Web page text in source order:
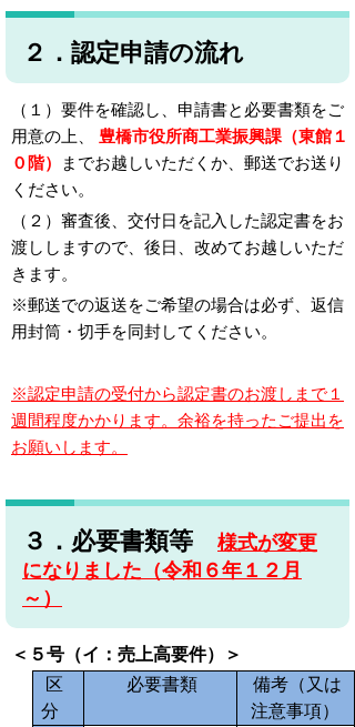
２．認定申請の流れ
（１）要件を確認し、申請書と必要書類をご
用意の上、
豊橋市役所商工業振興課（東館１
０階）
までお越しいただくか、郵送でお送り
ください。
（２）審査後、交付日を記入した認定書をお
渡ししますので、後日、改めてお越しいただ
きます。
※郵送での返送をご希望の場合は必ず、返信
用封筒・切手を同封してください。
※認定申請の受付から認定書のお渡しまで１
週間程度かかります。余裕を持ったご提出を
お願いします。
３．必要書類等 様式が変更
になりました（令和６年１２月
～）
＜５号（イ：売上高要件）＞
区
分
必要書類
備考（又は
注意事項）